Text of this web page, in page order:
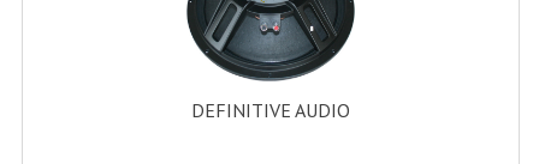
Hp À Chambre De Compression
DEFINITIVE AUDIO